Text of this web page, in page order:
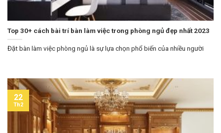
Top 30+ cách bài trí bàn làm việc trong phòng ngủ đẹp nhất 2023
Đặt bàn làm việc phòng ngủ là sự lựa chọn phổ biến của nhiều người
22
Th2